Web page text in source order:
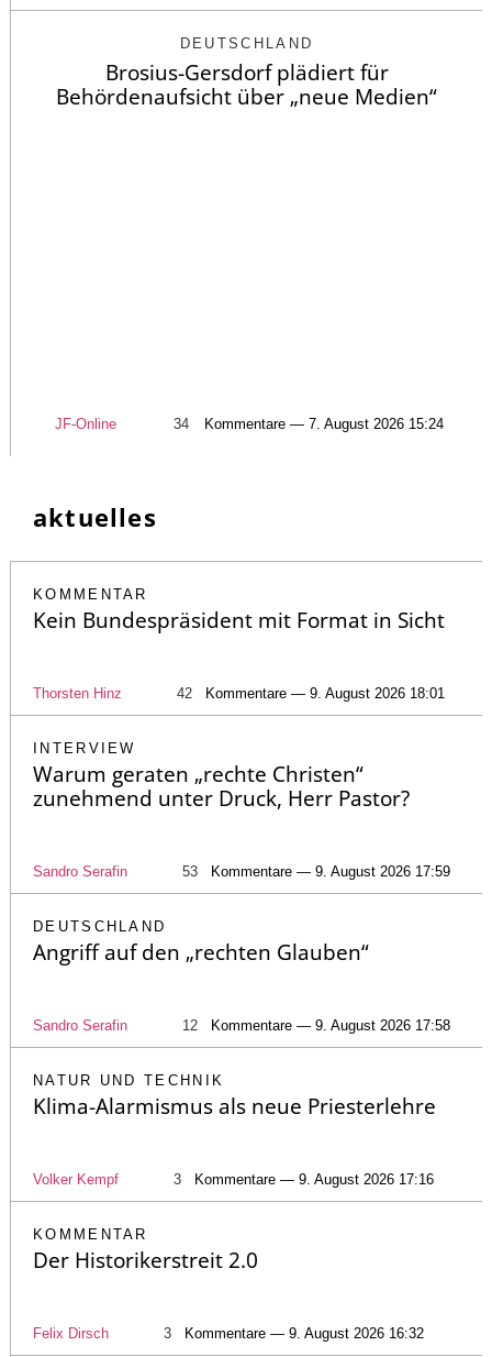
DEUTSCHLAND
Brosius-Gersdorf plädiert für
Behördenaufsicht über „neue Medien“
JF-Online 34 Kommentare — 7. August 2026 15:24
aktuelles
KOMMENTAR
Kein Bundespräsident mit Format in Sicht
Thorsten Hinz 42 Kommentare — 9. August 2026 18:01
INTERVIEW
Warum geraten „rechte Christen“
zunehmend unter Druck, Herr Pastor?
Sandro Serafin 53 Kommentare — 9. August 2026 17:59
DEUTSCHLAND
Angriff auf den „rechten Glauben“
Sandro Serafin 12 Kommentare — 9. August 2026 17:58
NATUR UND TECHNIK
Klima-Alarmismus als neue Priesterlehre
Volker Kempf 3 Kommentare — 9. August 2026 17:16
KOMMENTAR
Der Historikerstreit 2.0
Felix Dirsch 3 Kommentare — 9. August 2026 16:32